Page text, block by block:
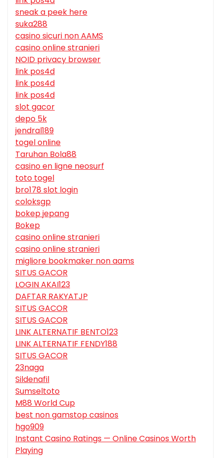
sneak a peek here
suka288
casino sicuri non AAMS
casino online stranieri
NOID privacy browser
link pos4d
link pos4d
link pos4d
slot gacor
depo 5k
jendral189
togel online
Taruhan Bola88
casino en ligne neosurf
toto togel
bro178 slot login
coloksgp
bokep jepang
Bokep
casino online stranieri
casino online stranieri
migliore bookmaker non aams
SITUS GACOR
LOGIN AKAI123
DAFTAR RAKYATJP
SITUS GACOR
SITUS GACOR
LINK ALTERNATIF BENTO123
LINK ALTERNATIF FENDY188
SITUS GACOR
23naga
Sildenafil
Sumseltoto
M88 World Cup
best non gamstop casinos
hgo909
Instant Casino Ratings — Online Casinos Worth
Playing